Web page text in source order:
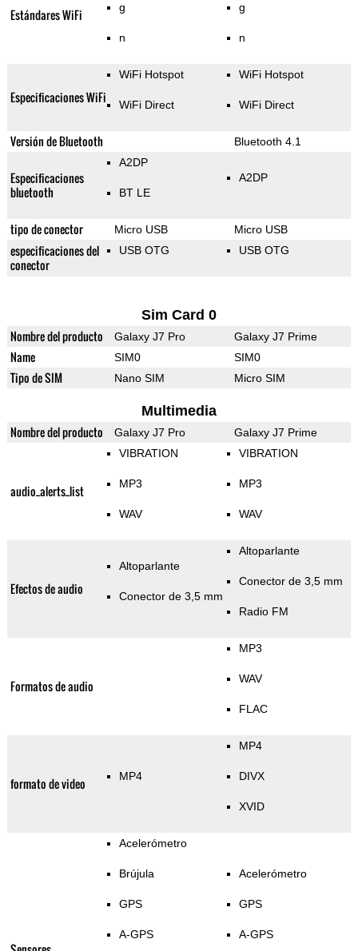
Estándares WiFi g
n
g
n
Especificaciones WiFi
WiFi Hotspot
WiFi Direct
WiFi Hotspot
WiFi Direct
Versión de Bluetooth Bluetooth 4.1
Especificaciones
bluetooth
A2DP
BT LE
A2DP
tipo de conector Micro USB Micro USB
especificaciones del
conector
USB OTG USB OTG
Sim Card 0
Nombre del producto Galaxy J7 Pro Galaxy J7 Prime
Name SIM0 SIM0
Tipo de SIM Nano SIM Micro SIM
Multimedia
Nombre del producto Galaxy J7 Pro Galaxy J7 Prime
audio_alerts_list
VIBRATION
MP3
WAV
VIBRATION
MP3
WAV
Efectos de audio
Altoparlante
Conector de 3,5 mm
Altoparlante
Conector de 3,5 mm
Radio FM
Formatos de audio
MP3
WAV
FLAC
formato de video MP4
MP4
DIVX
XVID
Acelerómetro
Brújula
GPS
A-GPS
Acelerómetro
GPS
A-GPS